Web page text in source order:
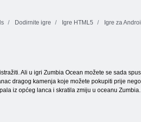
Dodirnite igre Igre HTML5 Igre za
Ali u igri Zumbia Ocean možete se sada
dragog kamenja koje možete pokupiti prije
iz općeg lanca i skratila zmiju u oceanu